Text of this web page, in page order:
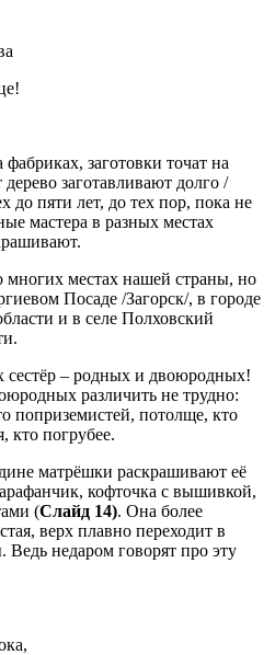
заготовки точат на
заготавливают долго /
до пяти лет, до тех пор, пока не
мастера в разных местах
многих местах нашей страны, но
Посаде /Загорск/, в городе
и в селе Полховский
сестёр – родных и двоюродных!
различить не трудно:
поприземистей, потолще, кто
кто погрубее.
матрёшки раскрашивают её
кофточка с вышивкой,
(Слайд 14). Она более
верх плавно переходит в
недаром говорят про эту